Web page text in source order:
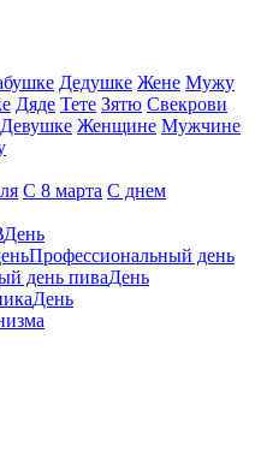
Дедушке Жене Мужу
Дяде Тете Зятю Свекрови
Девушке Женщине Мужчине
С 8 марта С днем
День
Профессиональный день
день пиваДень
День